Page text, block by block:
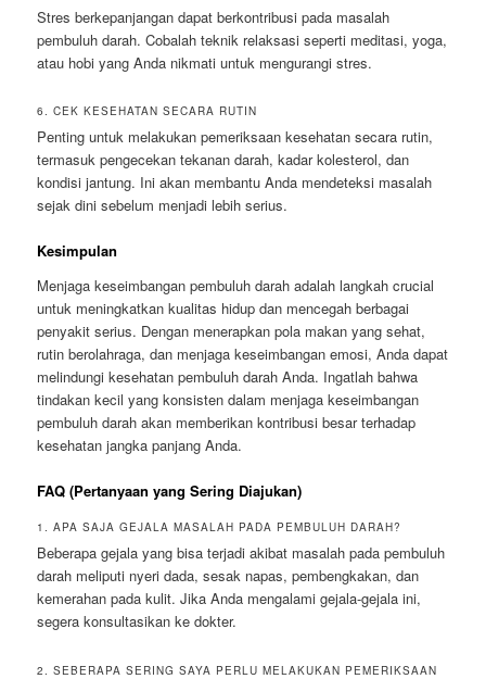
Stres berkepanjangan dapat berkontribusi pada masalah
pembuluh darah. Cobalah teknik relaksasi seperti meditasi, yoga,
atau hobi yang Anda nikmati untuk mengurangi stres.
6. CEK KESEHATAN SECARA RUTIN
Penting untuk melakukan pemeriksaan kesehatan secara rutin,
termasuk pengecekan tekanan darah, kadar kolesterol, dan
kondisi jantung. Ini akan membantu Anda mendeteksi masalah
sejak dini sebelum menjadi lebih serius.
Kesimpulan
Menjaga keseimbangan pembuluh darah adalah langkah crucial
untuk meningkatkan kualitas hidup dan mencegah berbagai
penyakit serius. Dengan menerapkan pola makan yang sehat,
rutin berolahraga, dan menjaga keseimbangan emosi, Anda dapat
melindungi kesehatan pembuluh darah Anda. Ingatlah bahwa
tindakan kecil yang konsisten dalam menjaga keseimbangan
pembuluh darah akan memberikan kontribusi besar terhadap
kesehatan jangka panjang Anda.
FAQ (Pertanyaan yang Sering Diajukan)
1. APA SAJA GEJALA MASALAH PADA PEMBULUH DARAH?
Beberapa gejala yang bisa terjadi akibat masalah pada pembuluh
darah meliputi nyeri dada, sesak napas, pembengkakan, dan
kemerahan pada kulit. Jika Anda mengalami gejala-gejala ini,
segera konsultasikan ke dokter.
2. SEBERAPA SERING SAYA PERLU MELAKUKAN PEMERIKSAAN